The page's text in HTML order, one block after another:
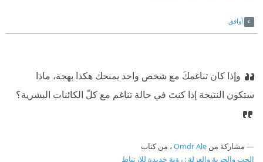
أوافق
وإذا كان تناغمكَ مع شخص واحد يمنحك هكذا بهجة، ماذا
ستكون النتيجة إذا كنتَ في حالة تناغم مع كلّ الكائنات البشرية؟
مشاركة من Omdr Ale ، من كتاب
الحب والحرية والعزلة : رؤية جديدة للارتباط